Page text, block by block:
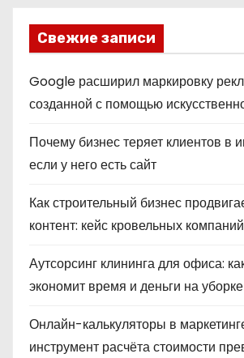
Свежие записи
Google расширил маркировку
созданной с помощью
Почему бизнес теряет клиентов в
если у него есть сайт
Как строительный бизнес
контент: кейс кровельных компаний
Аутсорсинг клининга для офиса:
экономит время и деньги на уборке
Онлайн-калькуляторы в
инструмент расчёта стоимости